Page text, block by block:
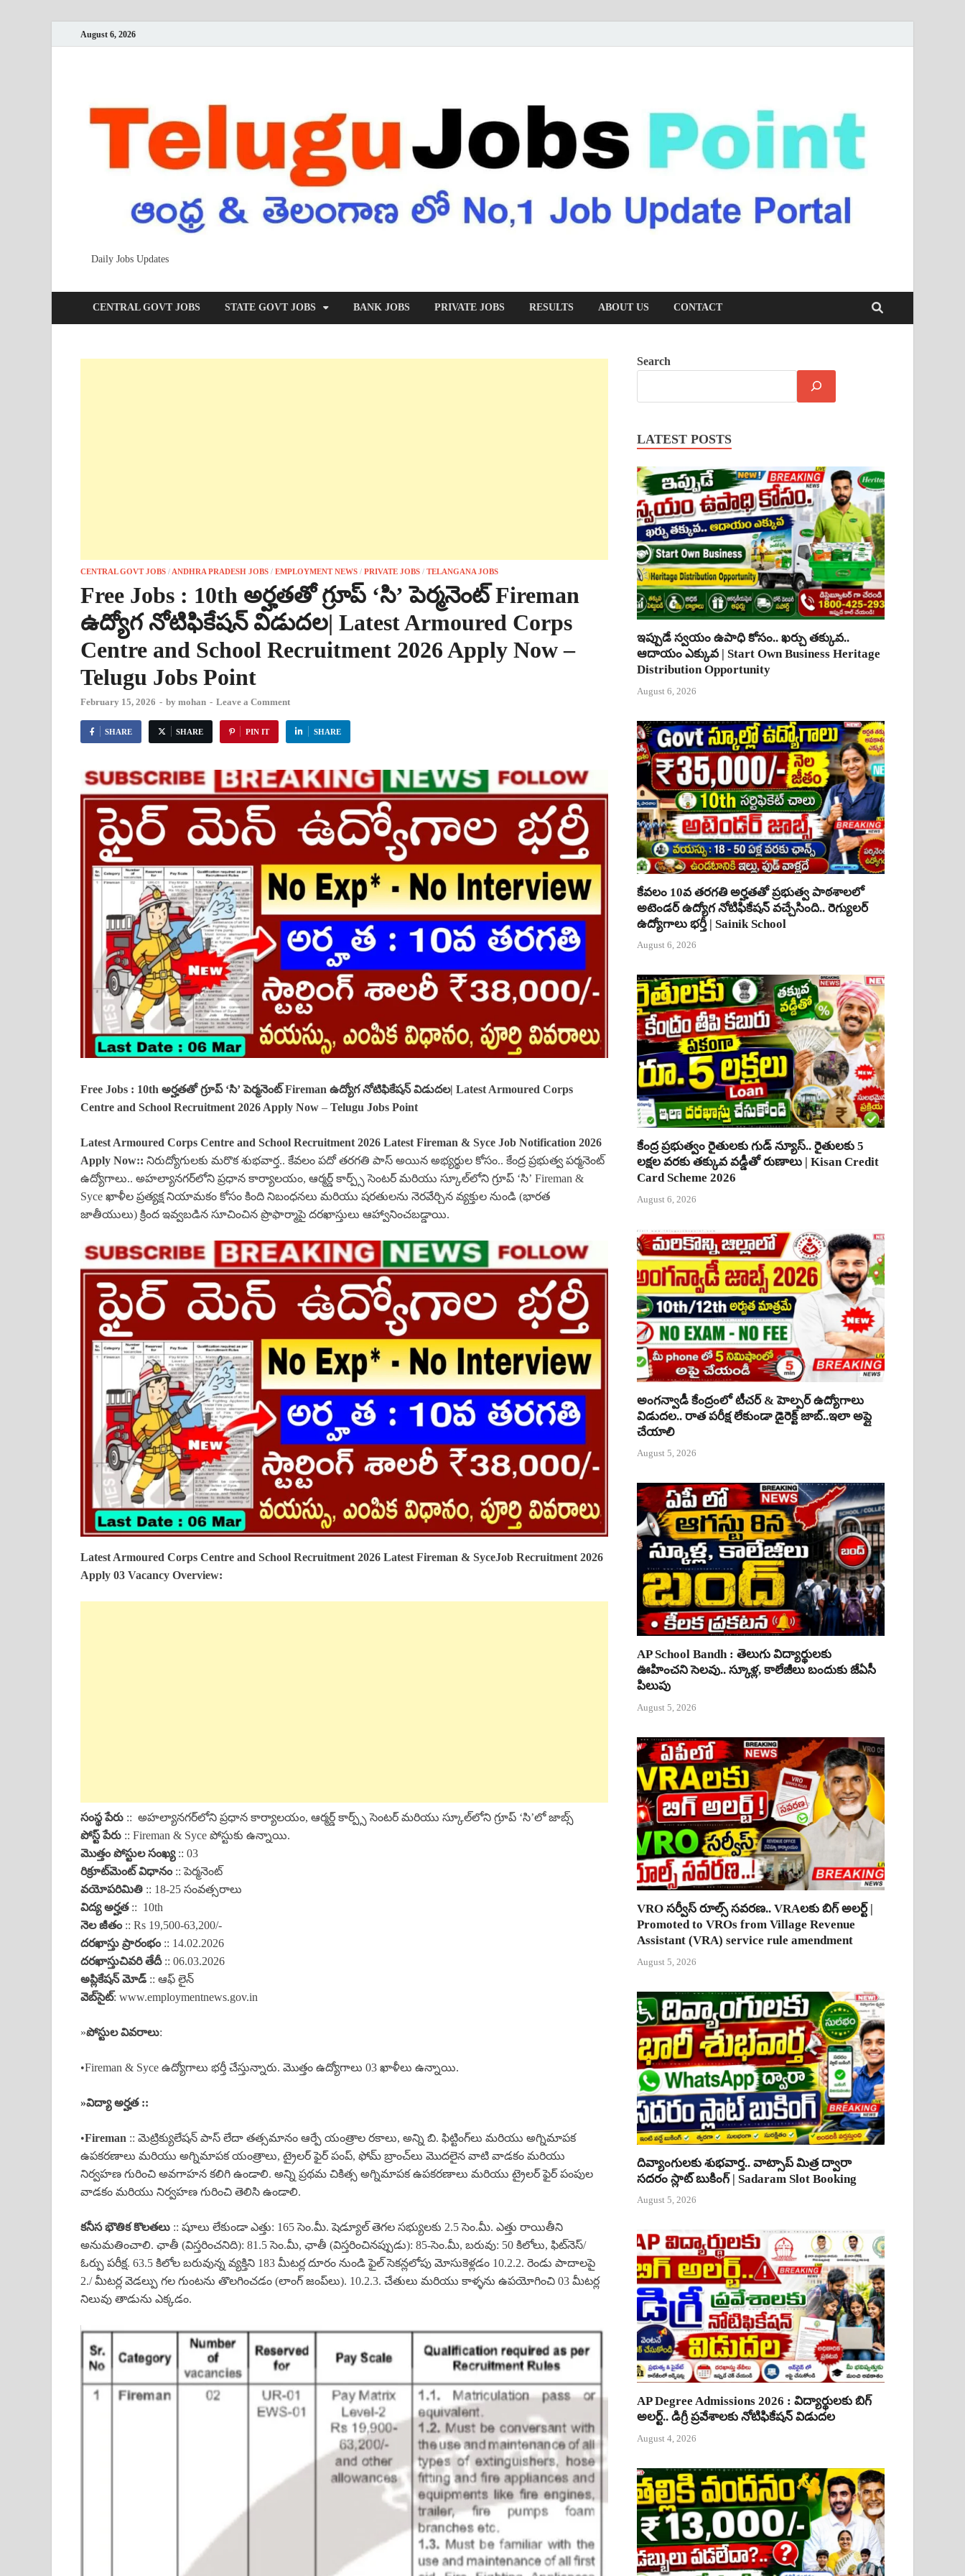
August 6, 2026
Daily Jobs Updates
CENTRAL GOVT JOBS STATE GOVT JOBS BANK JOBS PRIVATE JOBS RESULTS ABOUT US CONTACT
CENTRAL GOVT JOBS / ANDHRA PRADESH JOBS / EMPLOYMENT NEWS / PRIVATE JOBS / TELANGANA JOBS
Free Jobs : 10th అర్హతతో గ్రూప్ ‘సి’ పెర్మనెంట్ Fireman
ఉద్యోగ నోటిఫికేషన్ విడుదల| Latest Armoured Corps
Centre and School Recruitment 2026 Apply Now –
Telugu Jobs Point
February 15, 2026 - by mohan - Leave a Comment
SHARE SHARE PIN IT SHARE
Free Jobs : 10th అర్హతతో గ్రూప్ ‘సి’ పెర్మనెంట్Fireman ఉద్యోగ నోటిఫికేషన్ విడుదల| Latest Armoured Corps
Centre and School Recruitment 2026 Apply Now – Telugu Jobs Point
Latest Armoured Corps Centre and School Recruitment 2026 Latest Fireman & Syce Job Notification 2026
Apply Now:: నిరుద్యోగులకు మరొక శుభవార్త.. కేవలం పదో తరగతి పాస్ అయిన అభ్యర్థుల కోసం.. కేంద్ర ప్రభుత్వ పర్మనెంట్
ఉద్యోగాలు.. అహల్యానగర్‌లోని ప్రధాన కార్యాలయం, ఆర్మర్డ్ కార్ప్స్ సెంటర్ మరియు స్కూల్‌లోని గ్రూప్ ‘సి’ Fireman &
Syce ఖాళీల ప్రత్యక్ష నియామకం కోసం కింది నిబంధనలు మరియు షరతులను నెరవేర్చిన వ్యక్తుల నుండి (భారత
జాతీయులు) క్రింద ఇవ్వబడిన సూచించిన ప్రొఫార్మాపై దరఖాస్తులు ఆహ్వానించబడ్డాయి.
Latest Armoured Corps Centre and School Recruitment 2026 Latest Fireman & SyceJob Recruitment 2026
Apply 03 Vacancy Overview:
సంస్థ పేరు :: అహల్యానగర్‌లోని ప్రధాన కార్యాలయం, ఆర్మర్డ్ కార్ప్స్ సెంటర్ మరియు స్కూల్‌లోని గ్రూప్ ‘సి’లో జాబ్స్
పోస్ట్ పేరు :: Fireman & Syce పోస్టుకు ఉన్నాయి.
మొత్తం పోస్టుల సంఖ్య:: 03
రిక్రూట్‌మెంట్ విధానం:: పెర్మనెంట్
వయోపరిమితి :: 18-25 సంవత్సరాలు
విద్య అర్హత:: 10th
నెల జీతం:: Rs 19,500-63,200/-
దరఖాస్తు ప్రారంభం :: 14.02.2026
దరఖాస్తుచివరి తేదీ :: 06.03.2026
అప్లికేషన్ మోడ్ :: ఆఫ్ లైన్
వెబ్‌సైట్: www.employmentnews.gov.in
»పోస్టుల వివరాలు:
•Fireman & Syce ఉద్యోగాలు భర్తీ చేస్తున్నారు. మొత్తం ఉద్యోగాలు 03 ఖాళీలు ఉన్నాయి.
»విద్యా అర్హత ::
•Fireman :: మెట్రిక్యులేషన్ పాస్ లేదా తత్సమానం ఆర్పే యంత్రాల రకాలు, అన్ని బి. ఫిట్టింగ్‌లు మరియు అగ్నిమాపక
ఉపకరణాలు మరియు అగ్నిమాపక యంత్రాలు, ట్రైలర్ ఫైర్ పంప్, ఫోమ్ బ్రాంచ్‌లు మొదలైన వాటి వాడకం మరియు
నిర్వహణ గురించి అవగాహన కలిగి ఉండాలి. అన్ని ప్రథమ చికిత్స అగ్నిమాపక ఉపకరణాలు మరియు ట్రైలర్ ఫైర్ పంపుల
వాడకం మరియు నిర్వహణ గురించి తెలిసి ఉండాలి.
కనీస భౌతిక కొలతలు :: షూలు లేకుండా ఎత్తు: 165 సెం.మీ. షెడ్యూల్ తెగల సభ్యులకు 2.5 సెం.మీ. ఎత్తు రాయితీని
అనుమతించాలి. ఛాతీ (విస్తరించనిది): 81.5 సెం.మీ, ఛాతీ (విస్తరించినప్పుడు): 85-సెం.మీ, బరువు: 50 కిలోలు, ఫిట్‌నెస్/
ఓర్పు పరీక్ష. 63.5 కిలోల బరువున్న వ్యక్తిని 183 మీటర్ల దూరం నుండి ఫైల్ సెకన్లలోపు మోసుకెళ్లడం 10.2.2. రెండు పాదాలపై
2./ మీటర్ల వెడల్పు గల గుంటను తొలగించడం (లాంగ్ జంప్‌లు). 10.2.3. చేతులు మరియు కాళ్ళను ఉపయోగించి 03 మీటర్ల
నిలువు తాడును ఎక్కడం.
Search
LATEST POSTS
ఇప్పుడే స్వయం ఉపాధి కోసం.. ఖర్చు తక్కువ..
ఆదాయం ఎక్కువ | Start Own Business Heritage
Distribution Opportunity
August 6, 2026
కేవలం 10వ తరగతి అర్హతతో ప్రభుత్వ పాఠశాలలో
అటెండర్ ఉద్యోగ నోటిఫికేషన్ వచ్చేసింది.. రెగ్యులర్
ఉద్యోగాలు భర్తీ | Sainik School
August 6, 2026
కేంద్ర ప్రభుత్వం రైతులకు గుడ్ న్యూస్.. రైతులకు 5
లక్షల వరకు తక్కువ వడ్డీతో రుణాలు | Kisan Credit
Card Scheme 2026
August 6, 2026
అంగన్వాడీ కేంద్రంలో టీచర్ & హెల్పర్ ఉద్యోగాలు
విడుదల.. రాత పరీక్ష లేకుండా డైరెక్ట్ జాబ్..ఇలా అప్లై
చేయాలి
August 5, 2026
AP School Bandh : తెలుగు విద్యార్థులకు
ఊహించని సెలవు.. స్కూళ్ల, కాలేజీలు బందుకు జేఏసీ
పిలుపు
August 5, 2026
VRO సర్వీస్ రూల్స్ సవరణ.. VRAలకు బిగ్ అలర్ట్ |
Promoted to VROs from Village Revenue
Assistant (VRA) service rule amendment
August 5, 2026
దివ్యాంగులకు శుభవార్త.. వాట్సాప్ మిత్ర ద్వారా
సదరం స్లాట్ బుకింగ్ | Sadaram Slot Booking
August 5, 2026
AP Degree Admissions 2026 : విద్యార్థులకు బిగ్
అలర్ట్.. డిగ్రీ ప్రవేశాలకు నోటిఫికేషన్ విడుదల
August 4, 2026